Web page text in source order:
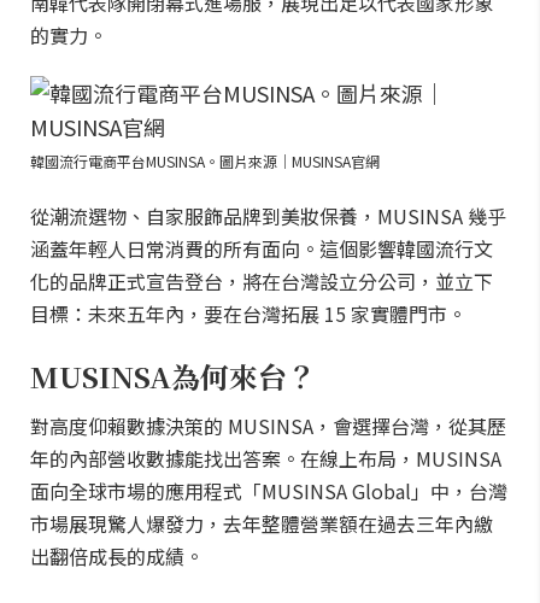
的實力。
韓國流行電商平台MUSINSA。圖片來源｜MUSINSA官網
從潮流選物、自家服飾品牌到美妝保養，MUSINSA 幾乎
涵蓋年輕人日常消費的所有面向。這個影響韓國流行文
化的品牌正式宣告登台，將在台灣設立分公司，並立下
目標：未來五年內，要在台灣拓展 15 家實體門市。
MUSINSA為何來台？
對高度仰賴數據決策的 MUSINSA，會選擇台灣，從其歷
年的內部營收數據能找出答案。在線上布局，MUSINSA
面向全球市場的應用程式「MUSINSA Global」中，台灣
市場展現驚人爆發力，去年整體營業額在過去三年內繳
出翻倍成長的成績。